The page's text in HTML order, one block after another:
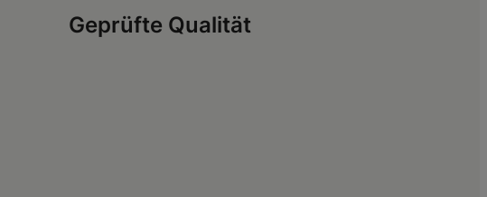
Geprüfte Qualität